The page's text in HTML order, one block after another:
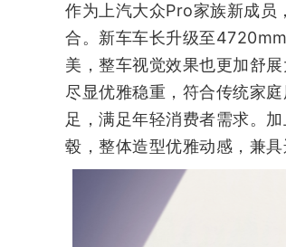
作为上汽大众Pro家族新成员
合。新车车长升级至
美，整车视觉效果也更加舒
尽显优雅稳重，符合传统家
足，满足年轻消费者需求。
毂，整体造型优雅动感，兼具